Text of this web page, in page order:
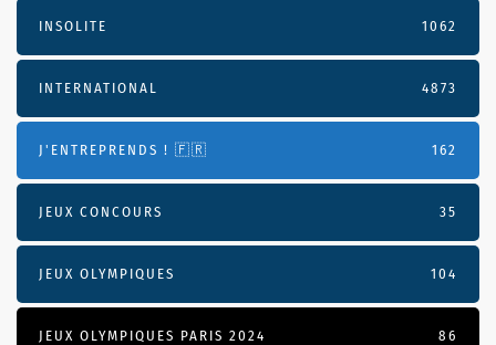
INSOLITE 1062
INTERNATIONAL 4873
J'ENTREPRENDS ! 🇫🇷 162
JEUX CONCOURS 35
JEUX OLYMPIQUES 104
JEUX OLYMPIQUES PARIS 2024 86